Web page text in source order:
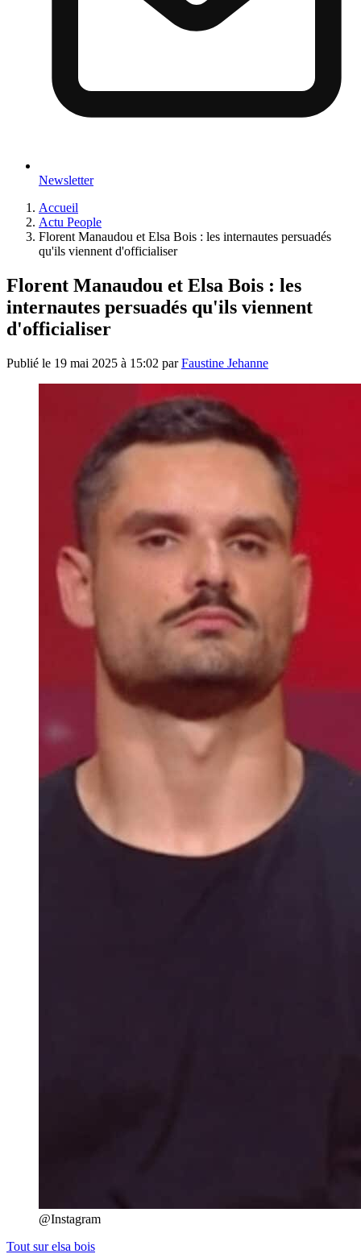
Newsletter
Accueil
Actu People
Florent Manaudou et Elsa Bois : les internautes persuadés
qu'ils viennent d'officialiser
Florent Manaudou et Elsa Bois : les
internautes persuadés qu'ils viennent
d'officialiser
Publié le 19 mai 2025 à 15:02 parFaustine Jehanne
@Instagram
Tout surelsa bois